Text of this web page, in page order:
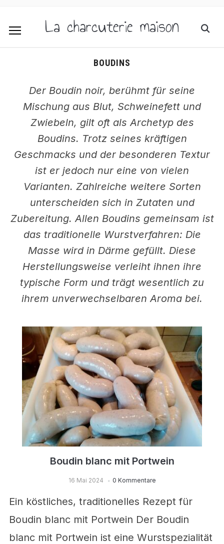
La charcuterie maison
BOUDINS
Der Boudin noir, berühmt für seine
Mischung aus Blut, Schweinefett und
Zwiebeln, gilt oft als Archetyp des
Boudins. Trotz seines kräftigen
Geschmacks und der besonderen Textur
ist er jedoch nur eine von vielen
Varianten. Zahlreiche weitere Sorten
unterscheiden sich in Zutaten und
Zubereitung. Allen Boudins gemeinsam ist
das traditionelle Wurstverfahren: Die
Masse wird in Därme gefüllt. Diese
Herstellungsweise verleiht ihnen ihre
typische Form und trägt wesentlich zu
ihrem unverwechselbaren Aroma bei.
Boudin blanc mit Portwein
16 Mai 2024 0 Kommentare
Ein köstliches, traditionelles Rezept für
Boudin blanc mit Portwein Der Boudin
blanc mit Portwein ist eine Wurstspezialität